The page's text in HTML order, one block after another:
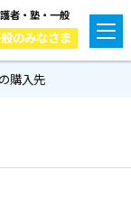
者・塾・一般
のみなさま
購入先